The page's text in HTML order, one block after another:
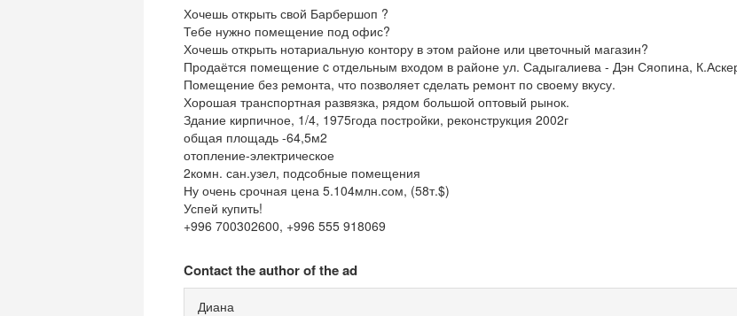
Хочешь открыть свой Барбершоп ?
Тебе нужно помещение под офис?
Хочешь открыть нотариальную контору в этом районе или цветочный магазин?
Продаётся помещение c отдельным входом в районе ул. Садыгалиева - Дэн Сяопина,
Помещение без ремонта, что позволяет сделать ремонт по своему вкусу.
Хорошая транспортная развязка, рядом большой оптовый рынок.
Здание кирпичное, 1/4, 1975года постройки, реконструкция 2002г
общая площадь -64,5м2
отопление-электрическое
2комн. сан.узел, подсобные помещения
Ну очень срочная цена 5.104млн.сом, (58т.$)
Успей купить!
+996 700302600, +996 555 918069
Contact the author of the ad
Диана